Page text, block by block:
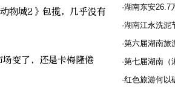
物城2》包揽，几乎没有
变了，还是卡梅隆倦
·湖南东安26.7
·湖南江永洗
·第六届湖南
·第七届湖南
·红色旅游何